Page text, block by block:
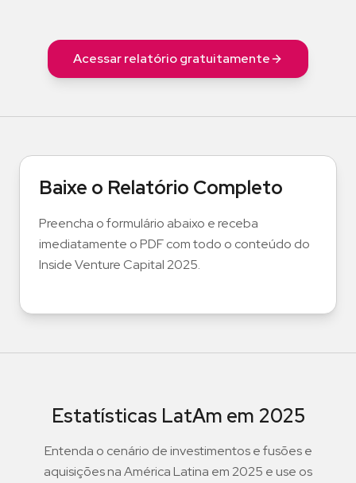
Acessar relatório gratuitamente
Baixe o Relatório Completo
Preencha o formulário abaixo e receba
imediatamente o PDF com todo o conteúdo do
Inside Venture Capital 2025.
Estatísticas LatAm em 2025
Entenda o cenário de investimentos e fusões e
aquisições na América Latina em 2025 e use os